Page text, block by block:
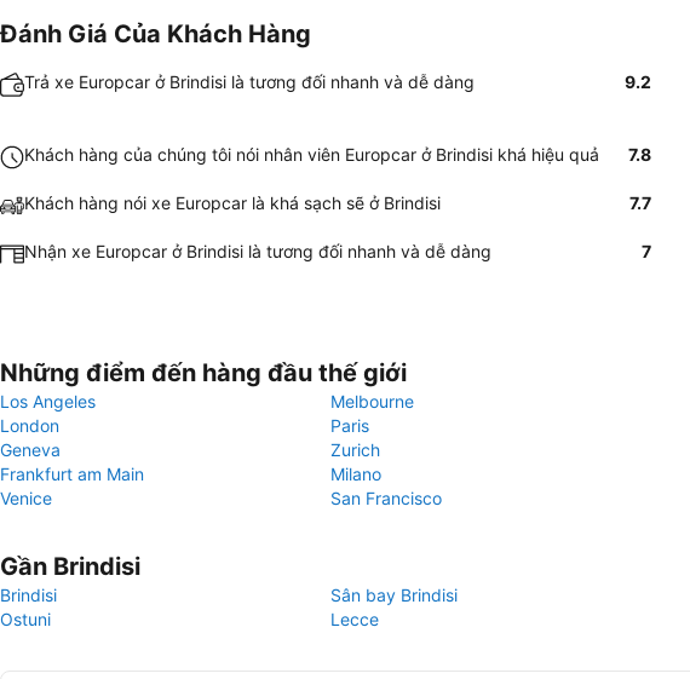
Đánh Giá Của Khách Hàng
Trả xe Europcar ở Brindisi là tương đối nhanh và dễ dàng 9.2
Khách hàng của chúng tôi nói nhân viên Europcar ở Brindisi khá hiệu quả 7.8
Khách hàng nói xe Europcar là khá sạch sẽ ở Brindisi 7.7
Nhận xe Europcar ở Brindisi là tương đối nhanh và dễ dàng 7
Những điểm đến hàng đầu thế giới
Los Angeles
Melbourne
London
Paris
Geneva
Zurich
Frankfurt am Main
Milano
Venice
San Francisco
Gần Brindisi
Brindisi
Sân bay Brindisi
Ostuni
Lecce